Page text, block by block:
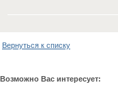
Вернуться к списку
Возможно Вас интересует: